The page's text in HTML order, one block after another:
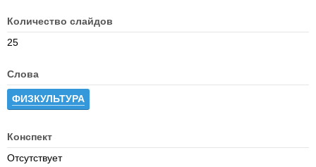
Количество слайдов
25
Слова
ФИЗКУЛЬТУРА
Конспект
Отсутствует